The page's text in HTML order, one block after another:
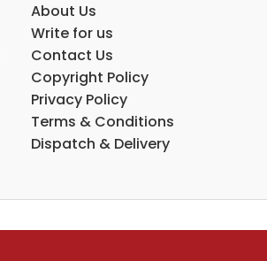
About Us
Write for us
Contact Us
Copyright Policy
Privacy Policy
Terms & Conditions
Dispatch & Delivery